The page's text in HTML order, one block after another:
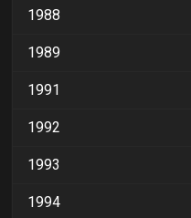
1988
1989
1991
1992
1993
1994